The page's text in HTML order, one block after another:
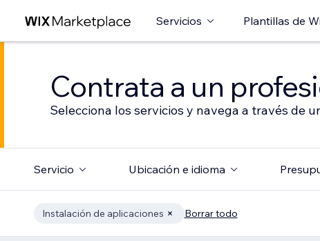
Servicios Plantillas de
Contrata a un
Selecciona los servicios y navega a través de
Servicio Ubicación e idioma
Instalación de aplicaciones Borrar todo